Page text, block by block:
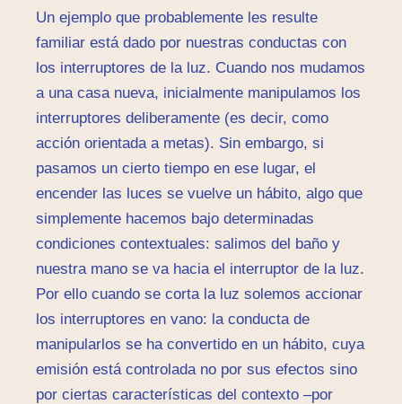
Un ejemplo que probablemente les resulte
familiar está dado por nuestras conductas con
los interruptores de la luz. Cuando nos mudamos
a una casa nueva, inicialmente manipulamos los
interruptores deliberamente (es decir, como
acción orientada a metas). Sin embargo, si
pasamos un cierto tiempo en ese lugar, el
encender las luces se vuelve un hábito, algo que
simplemente hacemos bajo determinadas
condiciones contextuales: salimos del baño y
nuestra mano se va hacia el interruptor de la luz.
Por ello cuando se corta la luz solemos accionar
los interruptores en vano: la conducta de
manipularlos se ha convertido en un hábito, cuya
emisión está controlada no por sus efectos sino
por ciertas características del contexto –por